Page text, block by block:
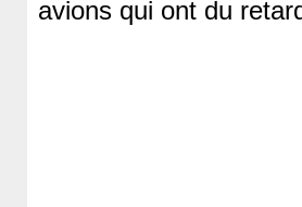
avions qui ont du